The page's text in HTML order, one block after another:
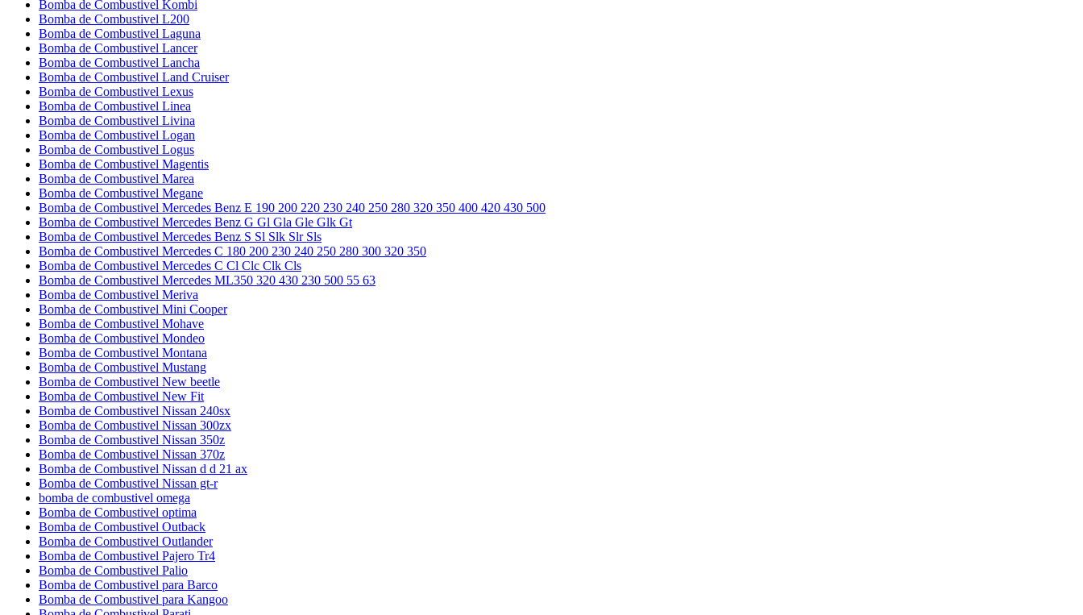
Bomba de Combustivel Kombi
Bomba de Combustivel L200
Bomba de Combustivel Laguna
Bomba de Combustivel Lancer
Bomba de Combustivel Lancha
Bomba de Combustivel Land Cruiser
Bomba de Combustivel Lexus
Bomba de Combustivel Linea
Bomba de Combustivel Livina
Bomba de Combustivel Logan
Bomba de Combustivel Logus
Bomba de Combustivel Magentis
Bomba de Combustivel Marea
Bomba de Combustivel Megane
Bomba de Combustivel Mercedes Benz E 190 200 220 230 240 250 280 320 350 400 420 430 500
Bomba de Combustivel Mercedes Benz G Gl Gla Gle Glk Gt
Bomba de Combustivel Mercedes Benz S Sl Slk Slr Sls
Bomba de Combustivel Mercedes C 180 200 230 240 250 280 300 320 350
Bomba de Combustivel Mercedes C Cl Clc Clk Cls
Bomba de Combustivel Mercedes ML350 320 430 230 500 55 63
Bomba de Combustivel Meriva
Bomba de Combustivel Mini Cooper
Bomba de Combustivel Mohave
Bomba de Combustivel Mondeo
Bomba de Combustivel Montana
Bomba de Combustivel Mustang
Bomba de Combustivel New beetle
Bomba de Combustivel New Fit
Bomba de Combustivel Nissan 240sx
Bomba de Combustivel Nissan 300zx
Bomba de Combustivel Nissan 350z
Bomba de Combustivel Nissan 370z
Bomba de Combustivel Nissan d d 21 ax
Bomba de Combustivel Nissan gt-r
bomba de combustivel omega
Bomba de Combustivel optima
Bomba de Combustivel Outback
Bomba de Combustivel Outlander
Bomba de Combustivel Pajero Tr4
Bomba de Combustivel Palio
Bomba de Combustivel para Barco
Bomba de Combustivel para Kangoo